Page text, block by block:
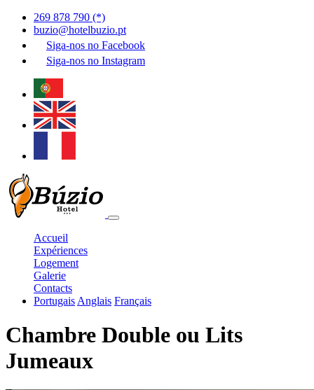
269 878 790 (*)
buzio@hotelbuzio.pt
Siga-nos no Facebook
Siga-nos no Instagram
Accueil
Expériences
Logement
Galerie
Contacts
Portugais Anglais Français
Chambre Double ou Lits
Jumeaux